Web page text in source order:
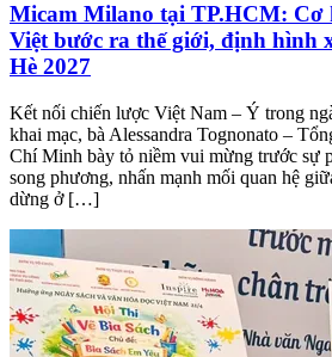
Micam Milano tại TP.HCM: Cơ
Việt bước ra thế giới, định hình
Hè 2027
Kết nối chiến lược Việt Nam – Ý trong
khai mạc, bà Alessandra Tognonato –
Chí Minh bày tỏ niềm vui mừng trước sự
song phương, nhấn mạnh mối quan hệ
dừng ở […]